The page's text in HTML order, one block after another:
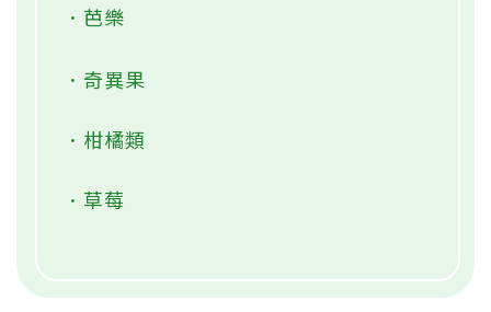
．芭樂
．奇異果
．柑橘類
．草莓